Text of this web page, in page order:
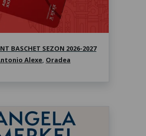
BASCHET SEZON 2026-2027
Alexe, Oradea